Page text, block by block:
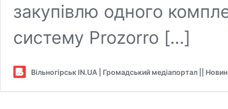
закупівлю одного
систему Prozorro […]
Вільногірськ IN.UA | Громадський медіапортал ||